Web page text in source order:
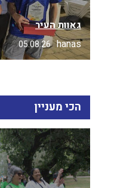
גאוות העיר
hanas
05.08.26
הכי מעניין